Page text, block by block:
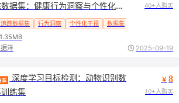
据集：健康行为洞察与个性化干
心工具
踪数据集 行为洞察 个性化干预 数据集
洋
40+人购买
2025-09-19
深度学习目标检测：动物识别数
练集
￥ 8
10+人购买